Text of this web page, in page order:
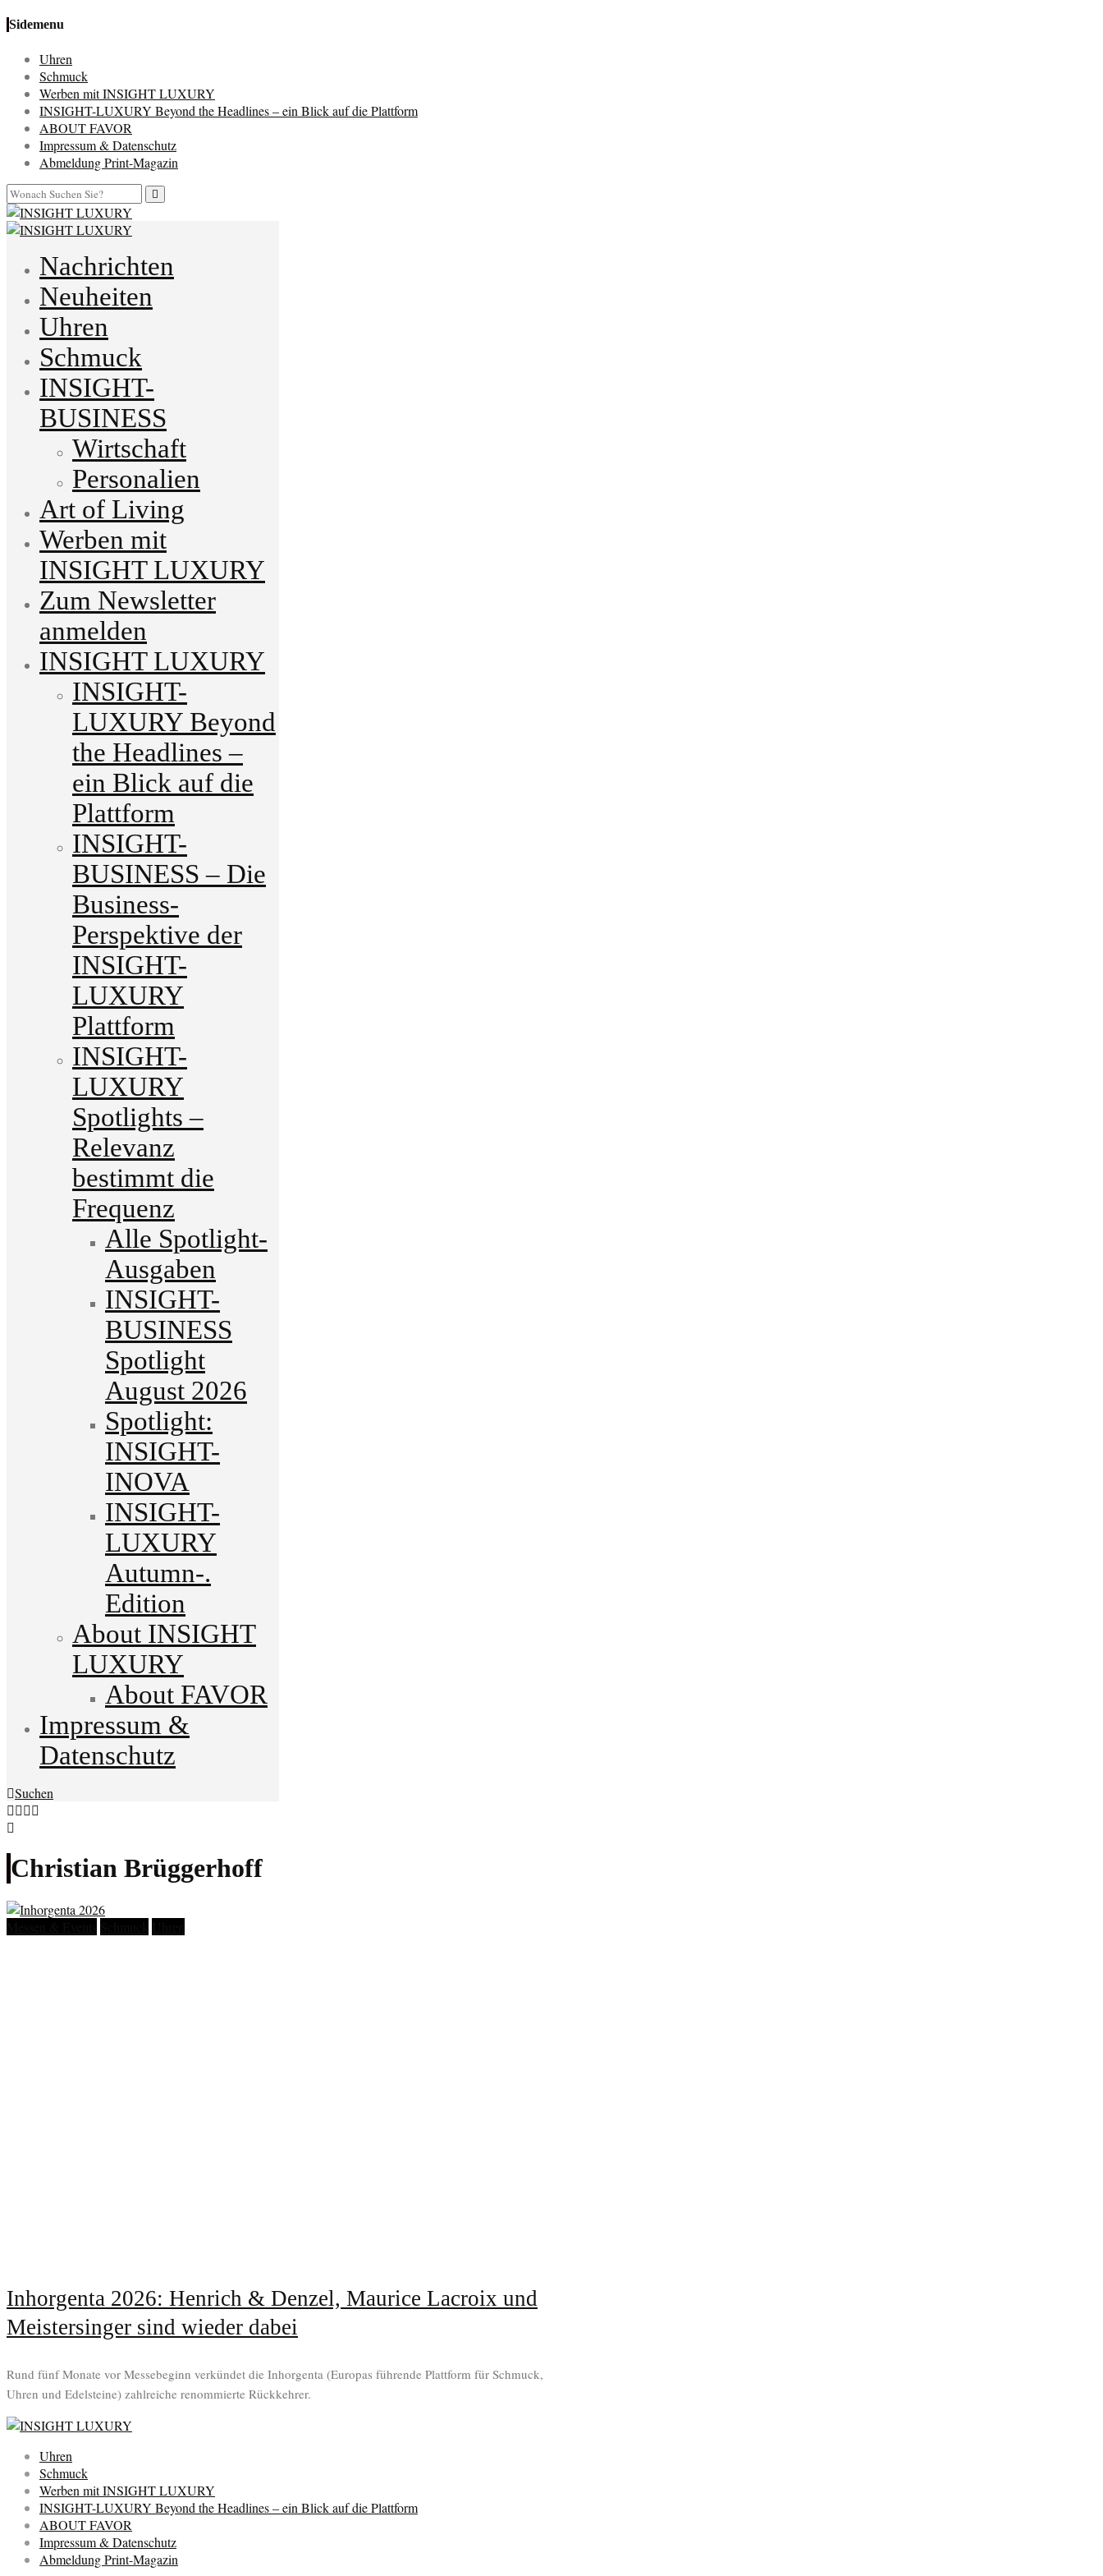
Sidemenu
Uhren
Schmuck
Werben mit INSIGHT LUXURY
INSIGHT-LUXURY Beyond the Headlines – ein Blick auf die Plattform
ABOUT FAVOR
Impressum & Datenschutz
Abmeldung Print-Magazin
Nachrichten
Neuheiten
Uhren
Schmuck
INSIGHT-
BUSINESS
Wirtschaft
Personalien
Art of Living
Werben mit
INSIGHT LUXURY
Zum Newsletter
anmelden
INSIGHT LUXURY
INSIGHT-
LUXURY Beyond
the Headlines –
ein Blick auf die
Plattform
INSIGHT-
BUSINESS – Die
Business-
Perspektive der
INSIGHT-
LUXURY
Plattform
INSIGHT-
LUXURY
Spotlights –
Relevanz
bestimmt die
Frequenz
Alle Spotlight-
Ausgaben
INSIGHT-
BUSINESS
Spotlight
August 2026
Spotlight:
INSIGHT-
INOVA
INSIGHT-
LUXURY
Autumn-.
Edition
About INSIGHT
LUXURY
About FAVOR
Impressum &
Datenschutz
Suchen
Christian Brüggerhoff
Inhorgenta 2026: Henrich & Denzel, Maurice Lacroix und
Meistersinger sind wieder dabei
Rund fünf Monate vor Messebeginn verkündet die Inhorgenta (Europas führende Plattform für Schmuck,
Uhren und Edelsteine) zahlreiche renommierte Rückkehrer.
Uhren
Schmuck
Werben mit INSIGHT LUXURY
INSIGHT-LUXURY Beyond the Headlines – ein Blick auf die Plattform
ABOUT FAVOR
Impressum & Datenschutz
Abmeldung Print-Magazin